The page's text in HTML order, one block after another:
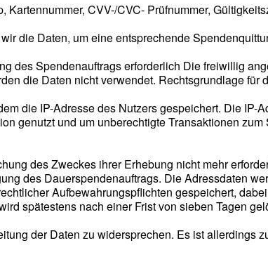
CVV-/CVC- Prüfnummer,
die Daten, um eine entsprechende
des Spendenauftrags erforderlich Die freiwillig
die Daten nicht verwendet. Rechtsgrundlage für
die IP-Adresse des Nutzers gespeichert. Die
genutzt und um unberechtigte Transaktionen
des Zweckes ihrer Erhebung nicht mehr
des Dauerspendenauftrags. Die Adressdaten
Aufbewahrungspflichten gespeichert,
spätestens nach einer Frist von sieben Tagen
der Daten zu widersprechen. Es ist